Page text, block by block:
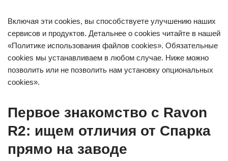
Включая эти cookies, вы способствуете улучшению наших
сервисов и продуктов. Детальнее о cookies читайте в нашей
«Политике использования файлов cookies». Обязательные
cookies мы устанавливаем в любом случае. Ниже можно
позволить или не позволить нам установку опциональных
cookies».
Первое знакомство с Ravon
R2: ищем отличия от Спарка
прямо на заводе